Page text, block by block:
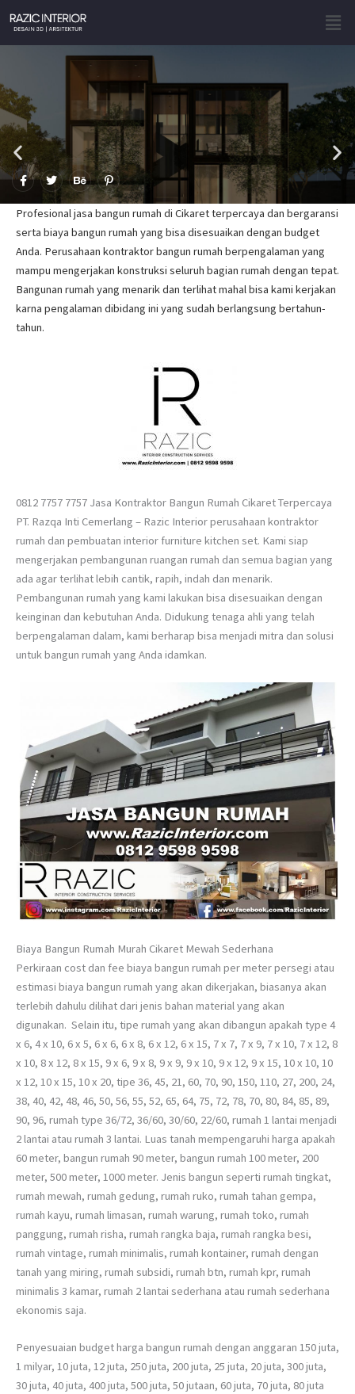
content
F
a
e
b
o
k
f
T
w
t
t
e
B
e
h
a
n
c
P
i
n
t
e
r
s
-
p
Profesional jasa bangun rumah di Cikaret terpercaya dan bergaransi
serta biaya bangun rumah yang bisa disesuaikan dengan budget
Anda. Perusahaan kontraktor bangun rumah berpengalaman yang
mampu mengerjakan konstruksi seluruh bagian rumah dengan tepat.
Bangunan rumah yang menarik dan terlihat mahal bisa kami kerjakan
karna pengalaman dibidang ini yang sudah berlangsung bertahun-
tahun.
0812 7757 7757 Jasa Kontraktor Bangun Rumah Cikaret Terpercaya
PT. Razqa Inti Cemerlang – Razic Interior perusahaan kontraktor
rumah dan pembuatan interior furniture kitchen set. Kami siap
mengerjakan pembangunan ruangan rumah dan semua bagian yang
ada agar terlihat lebih cantik, rapih, indah dan menarik.
Pembangunan rumah yang kami lakukan bisa disesuaikan dengan
keinginan dan kebutuhan Anda. Didukung tenaga ahli yang telah
berpengalaman dalam, kami berharap bisa menjadi mitra dan solusi
untuk bangun rumah yang Anda idamkan.
Biaya Bangun Rumah Murah Cikaret Mewah Sederhana
Perkiraan cost dan fee biaya bangun rumah per meter persegi atau
estimasi biaya bangun rumah yang akan dikerjakan, biasanya akan
terlebih dahulu dilihat dari jenis bahan material yang akan
digunakan. Selain itu, tipe rumah yang akan dibangun apakah type 4
x 6, 4 x 10, 6 x 5, 6 x 6, 6 x 8, 6 x 12, 6 x 15, 7 x 7, 7 x 9, 7 x 10, 7 x 12, 8
x 10, 8 x 12, 8 x 15, 9 x 6, 9 x 8, 9 x 9, 9 x 10, 9 x 12, 9 x 15, 10 x 10, 10
x 12, 10 x 15, 10 x 20, tipe 36, 45, 21, 60, 70, 90, 150, 110, 27, 200, 24,
38, 40, 42, 48, 46, 50, 56, 55, 52, 65, 64, 75, 72, 78, 70, 80, 84, 85, 89,
90, 96, rumah type 36/72, 36/60, 30/60, 22/60, rumah 1 lantai menjadi
2 lantai atau rumah 3 lantai. Luas tanah mempengaruhi harga apakah
60 meter, bangun rumah 90 meter, bangun rumah 100 meter, 200
meter, 500 meter, 1000 meter. Jenis bangun seperti rumah tingkat,
rumah mewah, rumah gedung, rumah ruko, rumah tahan gempa,
rumah kayu, rumah limasan, rumah warung, rumah toko, rumah
panggung, rumah risha, rumah rangka baja, rumah rangka besi,
rumah vintage, rumah minimalis, rumah kontainer, rumah dengan
tanah yang miring, rumah subsidi, rumah btn, rumah kpr, rumah
minimalis 3 kamar, rumah 2 lantai sederhana atau rumah sederhana
ekonomis saja.
Penyesuaian budget harga bangun rumah dengan anggaran 150 juta,
1 milyar, 10 juta, 12 juta, 250 juta, 200 juta, 25 juta, 20 juta, 300 juta,
30 juta, 40 juta, 400 juta, 500 juta, 50 jutaan, 60 juta, 70 juta, 80 juta